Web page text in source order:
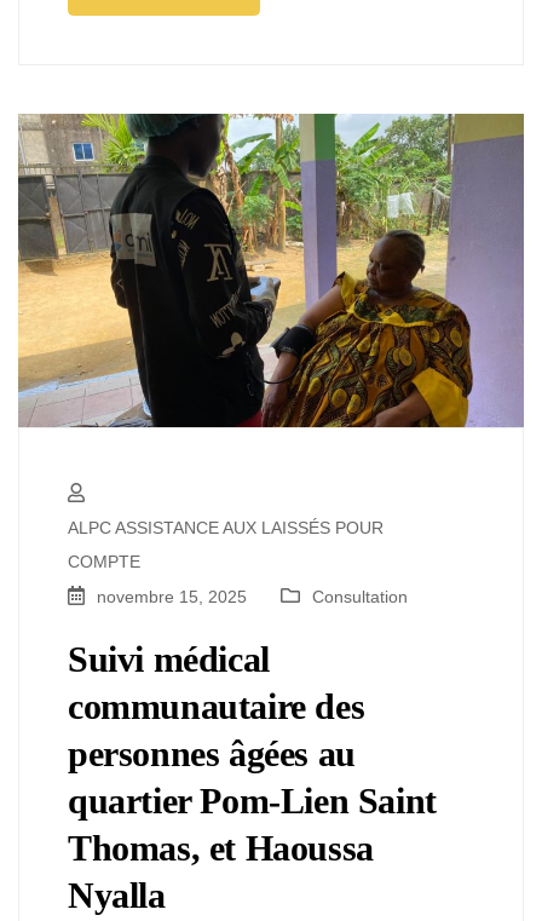
ALPC ASSISTANCE AUX LAISSÉS POUR
COMPTE
novembre 15, 2025
Consultation
Suivi médical
communautaire des
personnes âgées au
quartier Pom-Lien Saint
Thomas, et Haoussa
Nyalla